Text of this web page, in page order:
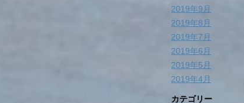
2019年9月
2019年8月
2019年7月
2019年6月
2019年5月
2019年4月
カテゴリー